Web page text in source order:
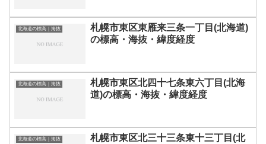
北海道の標高｜海抜
札幌市東区東雁来三条一丁目(北海道)
の標高・海抜・緯度経度
北海道の標高｜海抜
札幌市東区北四十七条東六丁目(北海
道)の標高・海抜・緯度経度
北海道の標高｜海抜
札幌市東区北三十三条東十三丁目(北